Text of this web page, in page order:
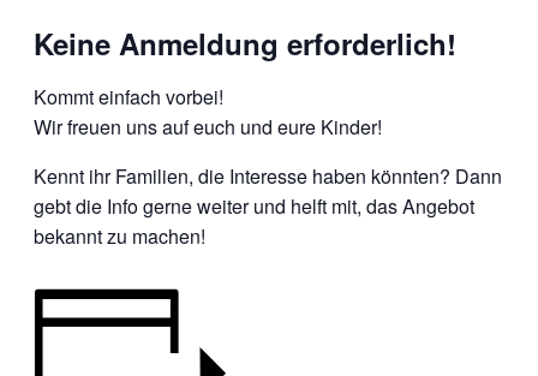
Keine Anmeldung erforderlich!
Kommt einfach vorbei!
Wir freuen uns auf euch und eure Kinder!
Kennt ihr Familien, die Interesse haben könnten? Dann
gebt die Info gerne weiter und helft mit, das Angebot
bekannt zu machen!